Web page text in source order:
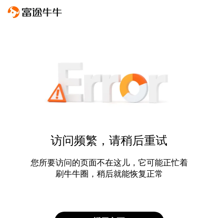
访问频繁，请稍后重试
您所要访问的页面不在这儿，它可能正忙着
刷牛牛圈，稍后就能恢复正常